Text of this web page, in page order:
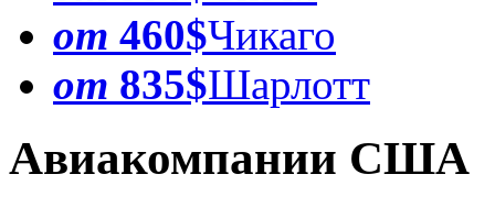
от 460$Чикаго
от 835$Шарлотт
Авиакомпании США